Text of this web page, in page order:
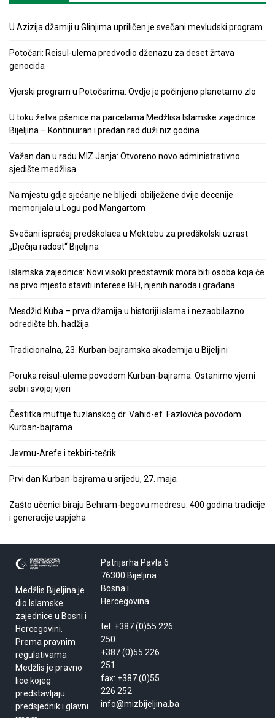
U Azizija džamiji u Glinjima upriličen je svečani mevludski program
Potočari: Reisul-ulema predvodio dženazu za deset žrtava
genocida
Vjerski program u Potočarima: Ovdje je počinjeno planetarno zlo
U toku žetva pšenice na parcelama Medžlisa Islamske zajednice
Bijeljina – Kontinuiran i predan rad duži niz godina
Važan dan u radu MIZ Janja: Otvoreno novo administrativno
sjedište medžlisa
Na mjestu gdje sjećanje ne blijedi: obilježene dvije decenije
memorijala u Logu pod Mangartom
Svečani ispraćaj predškolaca u Mektebu za predškolski uzrast
„Dječija radost“ Bijeljina
Islamska zajednica: Novi visoki predstavnik mora biti osoba koja će
na prvo mjesto staviti interese BiH, njenih naroda i građana
Mesdžid Kuba – prva džamija u historiji islama i nezaobilazno
odredište bh. hadžija
Tradicionalna, 23. Kurban-bajramska akademija u Bijeljini
Poruka reisul-uleme povodom Kurban-bajrama: Ostanimo vjerni
sebi i svojoj vjeri
Čestitka muftije tuzlanskog dr. Vahid-ef. Fazlovića povodom
Kurban-bajrama
Jevmu-Arefe i tekbiri-tešrik
Prvi dan Kurban-bajrama u srijedu, 27. maja
Zašto učenici biraju Behram-begovu medresu: 400 godina tradicije
i generacije uspjeha
Medžlis Bijeljina je
dio Islamske
zajednice u Bosni i
Hercegovini.
Prema pravnim
regulativama
Medžlis je pravno
lice kojeg
predstavljaju
predsjednik i glavni
Patrijarha Pavla 6
76300 Bijeljina
Bosna i
Hercegovina
tel: +387 (0)55 226
250
+387 (0)55 226
251
fax: +387 (0)55
226 252
info@mizbijeljina.ba